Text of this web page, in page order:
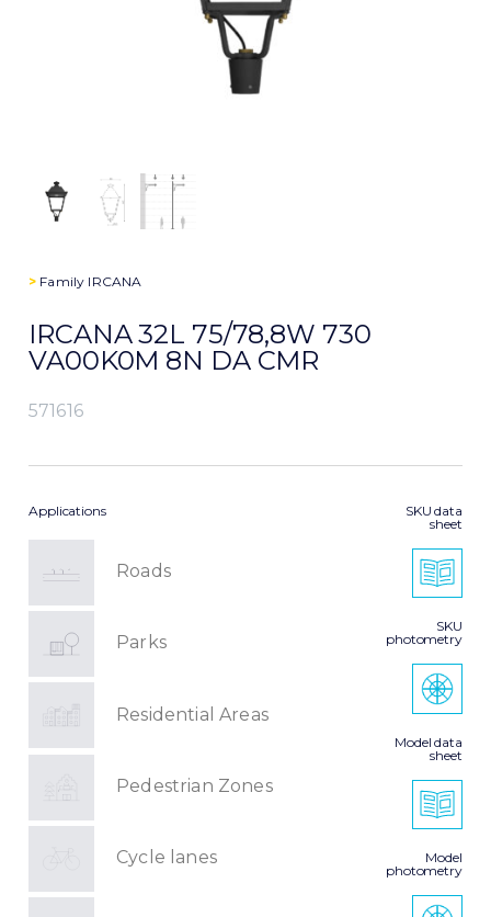
> Family IRCANA
IRCANA 32L 75/78,8W 730
VA00K0M 8N DA CMR
571616
Applications
Roads
Parks
Residential Areas
Pedestrian Zones
Cycle lanes
SKU data
sheet
SKU
photometry
Model data
sheet
Model
photometry